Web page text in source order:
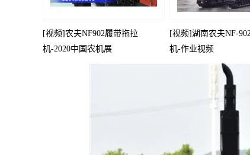
[视频]农夫NF902履带拖拉
机-2020中国农机展
[视频]湖南农夫NF-
机-作业视频